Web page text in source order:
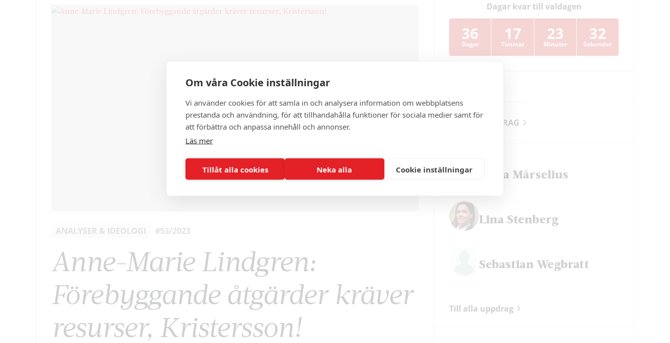
Om våra Cookie inställningar
Vi använder cookies för att samla in och analysera information om webbplatsens
prestanda och användning, för att tillhandahålla funktioner för sociala medier samt för
att förbättra och anpassa innehåll och annonser.
Läs mer
Tillåt alla cookies Neka alla Cookie inställningar
ANALYSER & IDEOLOGI #53/2023
Anne-Marie Lindgren:
Förebyggande åtgärder kräver
resurser, Kristersson!
Dagar kvar till valdagen
36
Dagar
17
Timmar
23
Minuter
31
Sekunder
PÅ NYA UPPDRAG
Petra Mårselius
Lina Stenberg
Sebastian Wegbratt
Till alla uppdrag